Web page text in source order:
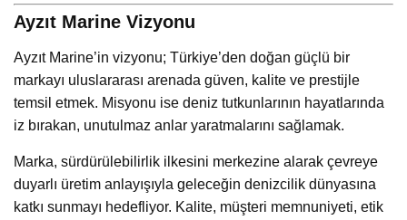
Ayzıt Marine Vizyonu
Ayzıt Marine’in vizyonu; Türkiye’den doğan güçlü bir
markayı uluslararası arenada güven, kalite ve prestijle
temsil etmek. Misyonu ise deniz tutkunlarının hayatlarında
iz bırakan, unutulmaz anlar yaratmalarını sağlamak.
Marka, sürdürülebilirlik ilkesini merkezine alarak çevreye
duyarlı üretim anlayışıyla geleceğin denizcilik dünyasına
katkı sunmayı hedefliyor. Kalite, müşteri memnuniyeti, etik